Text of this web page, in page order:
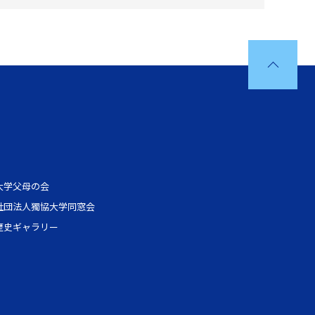
学父母の会
団法人獨協大学同窓会
史ギャラリー